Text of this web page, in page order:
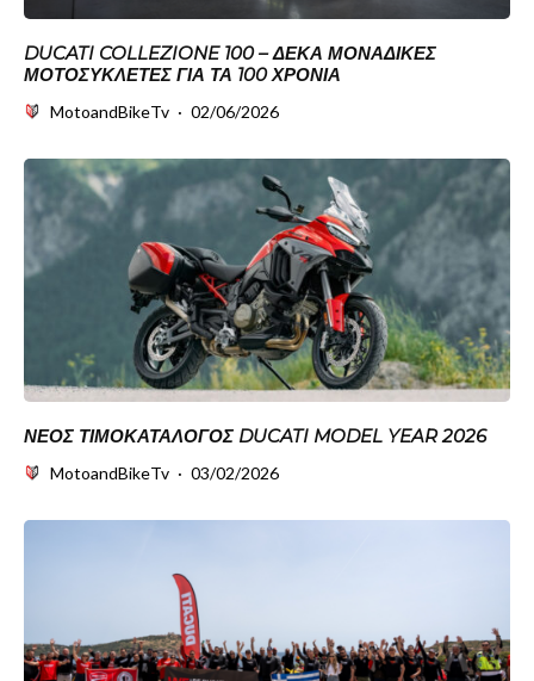
DUCATI COLLEZIONE 100 – ΔΈΚΑ ΜΟΝΑΔΙΚΈΣ
ΜΟΤΟΣΥΚΛΈΤΕΣ ΓΙΑ ΤΑ 100 ΧΡΌΝΙΑ
MotoandBikeTv · 02/06/2026
ΝΈΟΣ ΤΙΜΟΚΑΤΆΛΟΓΟΣ DUCATI MODEL YEAR 2026
MotoandBikeTv · 03/02/2026